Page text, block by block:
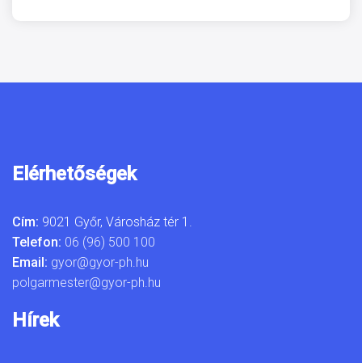
Elérhetőségek
Cím: 9021 Győr, Városház tér 1.
Telefon: 06 (96) 500 100
Email: gyor@gyor-ph.hu
polgarmester@gyor-ph.hu
Hírek